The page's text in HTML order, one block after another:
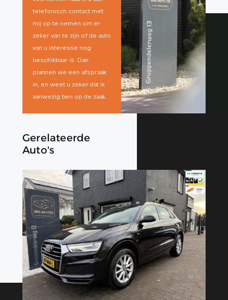
telefonisch contact met
mij op te nemen om er
zeker van te zijn of de auto
van u interesse nog
beschikbaar is. Dan
plannen we een afspraak
in, en weet u zeker dat ik
aanwezig ben op de zaak.
Gerelateerde
Auto's